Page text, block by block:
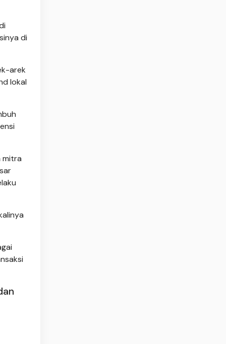
di
arek
lokal
mitra